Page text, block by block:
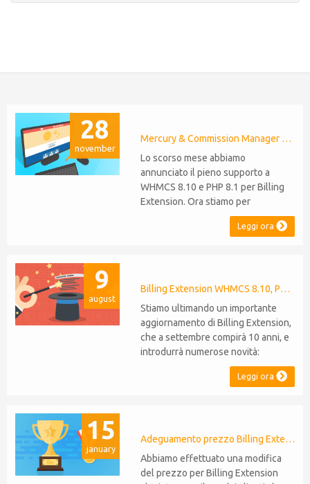
28
november
Mercury & Commission Manager WHMCS 8.11, PHP 8.2
Lo scorso mese abbiamo
annunciato il pieno supporto a
WHMCS 8.10 e PHP 8.1 per Billing
Extension. Ora stiamo per
estendere lo stesso livello di
compatibilità a Commission
recentemente rilasciato WHMCS
8.11, che introduce il supporto a
PHP 8.2. Questo non modifica il...
Leggi ora
9
august
Billing Extension WHMCS 8.10, PHP 8.1
Stiamo ultimando un importante
aggiornamento di Billing Extension,
che a settembre compirà 10 anni, e
introdurrà numerose novità:
Supporto WHMCS 8.10: il modulo
sarà compatibile con WHMCS 8.10,
rinunciare a funzionalità Supporto
P...
Leggi ora
15
january
Adeguamento prezzo Billing Extension
Abbiamo effettuato una modifica
del prezzo per Billing Extension